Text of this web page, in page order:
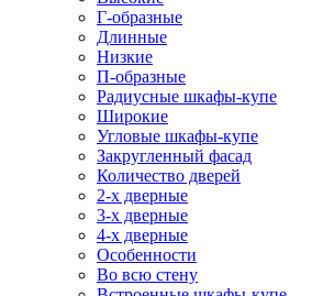
Г-образные
Длинные
Низкие
П-образные
Радиусные шкафы-купе
Широкие
Угловые шкафы-купе
Закругленный фасад
Количество дверей
2-х дверные
3-х дверные
4-х дверные
Особенности
Во всю стену